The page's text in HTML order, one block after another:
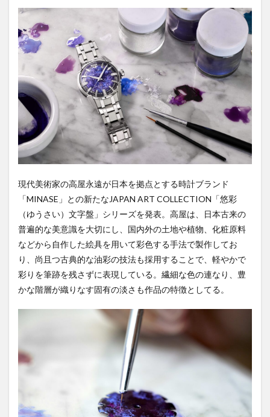
ート
に。
3
販売
情報
作品
名：
DIVIDO
～罔象
＜流星
雨と幻
＞
3.2
作品
名：
SEVEN
WINDOWS
～存在する
とは別の仕
方で
3.3
作品
名：FIVE
WINDOWS
現代美術家の高屋永遠が日本を拠点とする時計ブランド
「MINASE」との新たなJAPAN ART COLLECTION「悠彩
（ゆうさい）文字盤」シリーズを発表。高屋は、日本古来の
普遍的な美意識を大切にし、国内外の土地や植物、化粧原料
などから自作した絵具を用いて彩色する手法で製作してお
り、尚且つ古典的な油彩の技法も採用することで、軽やかで
彩りを筆跡を残さずに表現している。繊細な色の連なり、豊
かな階層が織りなす固有の淡さも作品の特徴としてる。